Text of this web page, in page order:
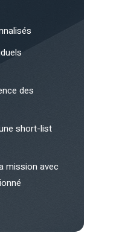
des
short-list
mission avec